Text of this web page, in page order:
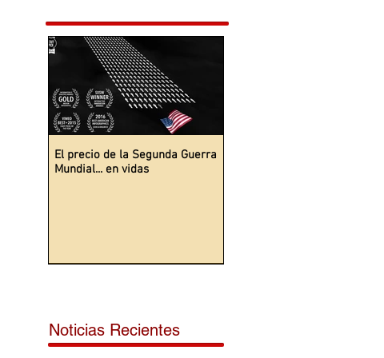
El precio de la Segunda Guerra
Mundial... en vidas
Noticias Recientes